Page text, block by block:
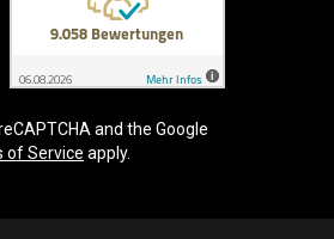
and the Google
of Service apply.